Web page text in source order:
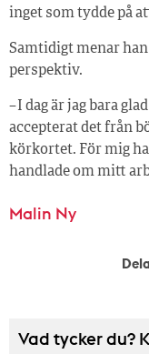
inget som tydde på
Samtidigt menar
perspektiv.
– I dag är jag bara
accepterat det från
körkortet. För mig
handlade om mitt
Malin Ny
Dela
Vad tycker du?